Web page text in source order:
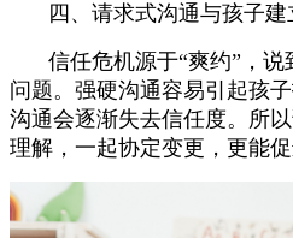
四、请求式沟通与孩子
信任危机源于“爽约”，
问题。强硬沟通容易引起孩
沟通会逐渐失去信任度。所
理解，一起协定变更，更能促